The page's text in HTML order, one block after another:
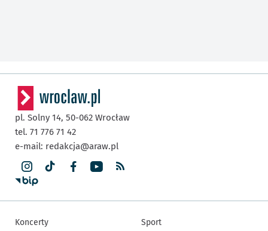
pl. Solny 14, 50-062 Wrocław
tel. 71 776 71 42
e-mail: redakcja@araw.pl
Koncerty Sport